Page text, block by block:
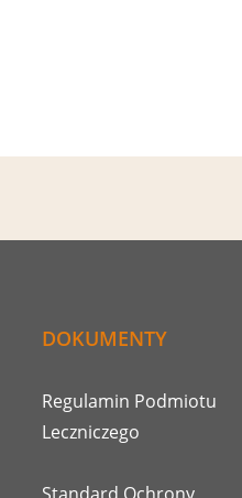
DOKUMENTY
Regulamin Podmiotu
Leczniczego